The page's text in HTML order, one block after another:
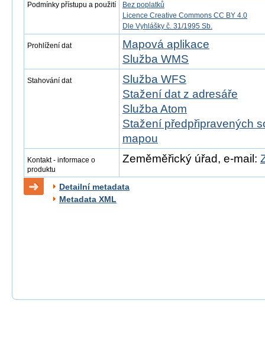
Podmínky přístupu a použití
Bez poplatků
Licence Creative Commons CC BY 4.0
Dle Vyhlášky č. 31/1995 Sb.
Prohlížení dat
Mapová aplikace
Služba WMS
Stahování dat
Služba WFS
Stažení dat z adresáře
Služba Atom
Stažení předpřipravených
mapou
Kontakt - informace o
produktu
Zeměměřický úřad, e-mail:
Detailní metadata
Metadata XML